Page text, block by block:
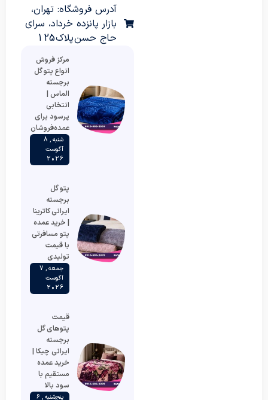
آدرس فروشگاه: تهران،
بازار پانزده خرداد، سرای
حاج حسن پلاک 125
مرکز فروش
انواع پتو گل
برجسته
الماس |
انتخابی
پرسود برای
عمده‌فروشان
شنبه , 8
آگوست
2026
پتو گل
برجسته
ایرانی کاترینا
| خرید عمده
پتو مسافرتی
با قیمت
تولیدی
جمعه , 7
آگوست
2026
قیمت
پتوهای گل
برجسته
ایرانی چیکا |
خرید عمده
مستقیم با
سود بالا
پنج‌شنبه , 6